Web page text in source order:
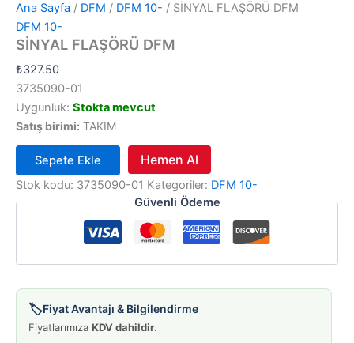
Ana Sayfa / DFM / DFM 10- / SİNYAL FLAŞÖRÜ DFM
DFM 10-
SİNYAL FLAŞÖRÜ DFM
₺327.50
3735090-01
Uygunluk: Stokta mevcut
Satış birimi: TAKIM
SİNYAL
FLAŞÖRÜ
DFM
Sepete Ekle Hemen Al
Stok kodu: 3735090-01 Kategoriler: DFM 10-
Güvenli Ödeme
🏷️Fiyat Avantajı & Bilgilendirme
Fiyatlarımıza KDV dahildir.